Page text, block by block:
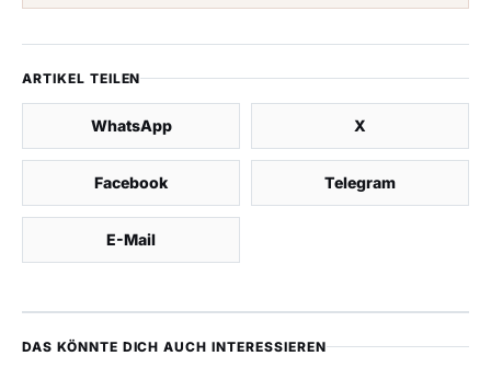
ARTIKEL TEILEN
WhatsApp X
Facebook Telegram
E-Mail
DAS KÖNNTE DICH AUCH INTERESSIEREN